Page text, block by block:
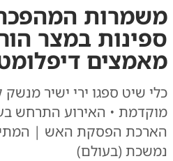
משמרות
ספינות במצר
מאמצים
כלי שיט ספגו ירי ישיר
מוקדמת • האירוע התרחש
הארכת הפסקת האש |
נמשכת (בעולם)